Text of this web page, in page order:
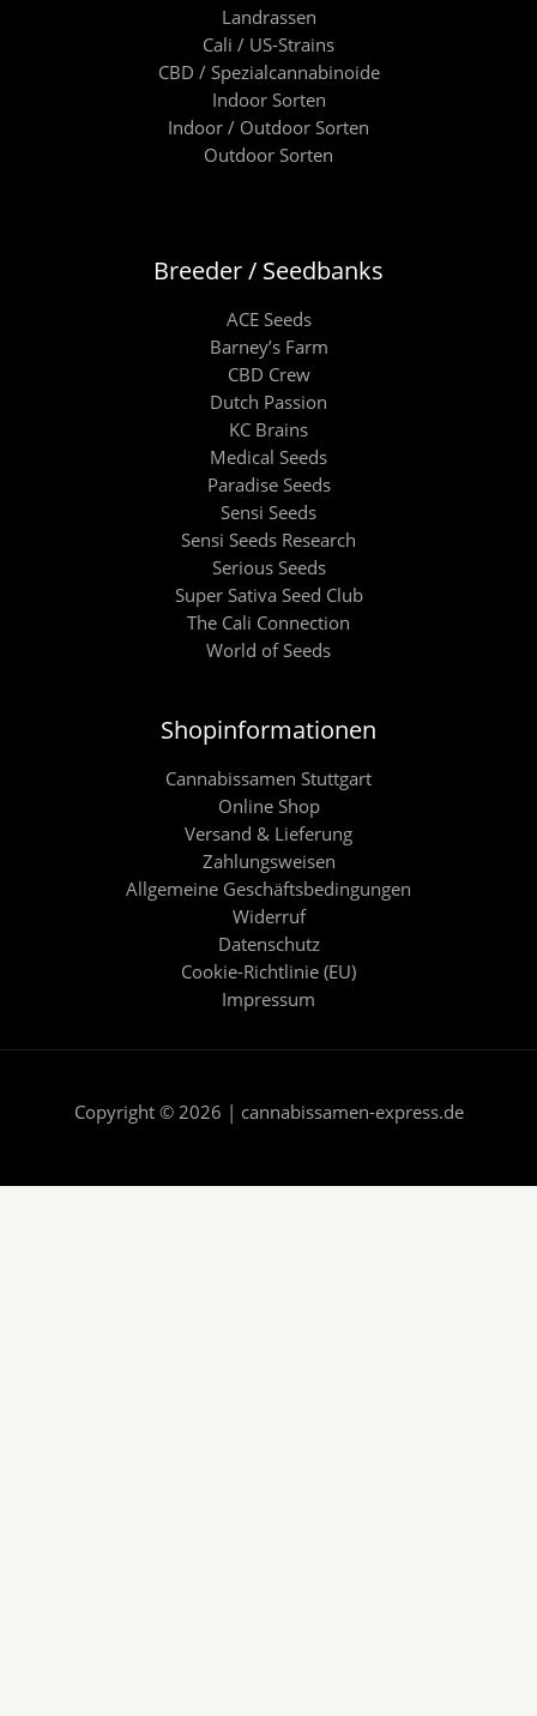
Landrassen
Cali / US-Strains
CBD / Spezialcannabinoide
Indoor Sorten
Indoor / Outdoor Sorten
Outdoor Sorten
Breeder / Seedbanks
ACE Seeds
Barney’s Farm
CBD Crew
Dutch Passion
KC Brains
Medical Seeds
Paradise Seeds
Sensi Seeds
Sensi Seeds Research
Serious Seeds
Super Sativa Seed Club
The Cali Connection
World of Seeds
Shopinformationen
Cannabissamen Stuttgart
Online Shop
Versand & Lieferung
Zahlungsweisen
Allgemeine Geschäftsbedingungen
Widerruf
Datenschutz
Cookie-Richtlinie (EU)
Impressum
Copyright © 2026 | cannabissamen-express.de